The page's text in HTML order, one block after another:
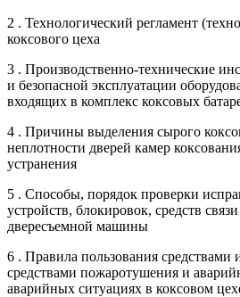
2 . Технологический регламент
коксового цеха
3 . Производственно-технические
и безопасной эксплуатации
входящих в комплекс коксовых
4 . Причины выделения сырого
неплотности дверей камер
устранения
5 . Способы, порядок проверки
устройств, блокировок, средств
двересъемной машины
6 . Правила пользования
средствами пожаротушения и
аварийных ситуациях в коксовом